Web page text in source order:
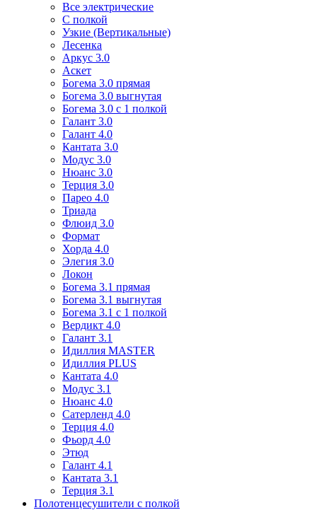
Все электрические
С полкой
Узкие (Вертикальные)
Лесенка
Аркус 3.0
Аскет
Богема 3.0 прямая
Богема 3.0 выгнутая
Богема 3.0 с 1 полкой
Галант 3.0
Галант 4.0
Кантата 3.0
Модус 3.0
Нюанс 3.0
Терция 3.0
Парео 4.0
Триада
Флюид 3.0
Формат
Хорда 4.0
Элегия 3.0
Локон
Богема 3.1 прямая
Богема 3.1 выгнутая
Богема 3.1 с 1 полкой
Вердикт 4.0
Галант 3.1
Идиллия MASTER
Идиллия PLUS
Кантата 4.0
Модус 3.1
Нюанс 4.0
Сатерленд 4.0
Терция 4.0
Фьорд 4.0
Этюд
Галант 4.1
Кантата 3.1
Терция 3.1
Полотенцесушители с полкой